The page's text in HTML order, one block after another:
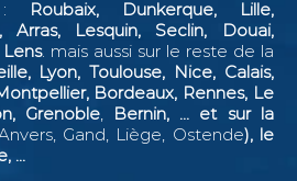
:
Roubaix, Dunkerque, Lille,
Arras, Lesquin, Seclin,
Douai,
. mais aussi sur le reste de la
Lyon, Toulouse, Nice, Calais,
Bordeaux, Rennes, Le
Grenoble, Bernin, ... et sur la
Gand, Liège, Ostende), le
...